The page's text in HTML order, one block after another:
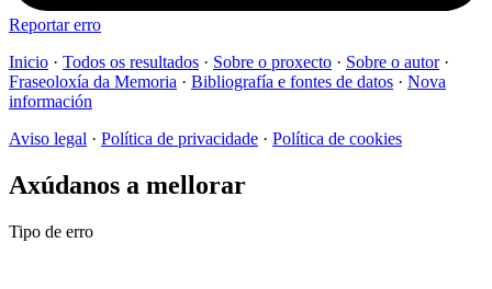
Reportar erro
Inicio · Todos os resultados · Sobre o proxecto · Sobre o autor·
Fraseoloxía da Memoria · Bibliografía e fontes de datos · Nova
información
Aviso legal · Política de privacidade · Política de cookies
Axúdanos a mellorar
Tipo de erro